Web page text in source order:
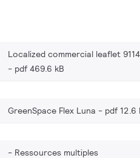
Localized commercial leaflet
pdf 469.6 kB
GreenSpace Flex Luna pdf 12.6
Ressources multiples